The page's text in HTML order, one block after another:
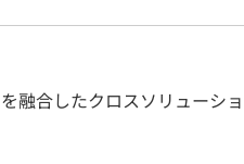
融合したクロスソリューシ